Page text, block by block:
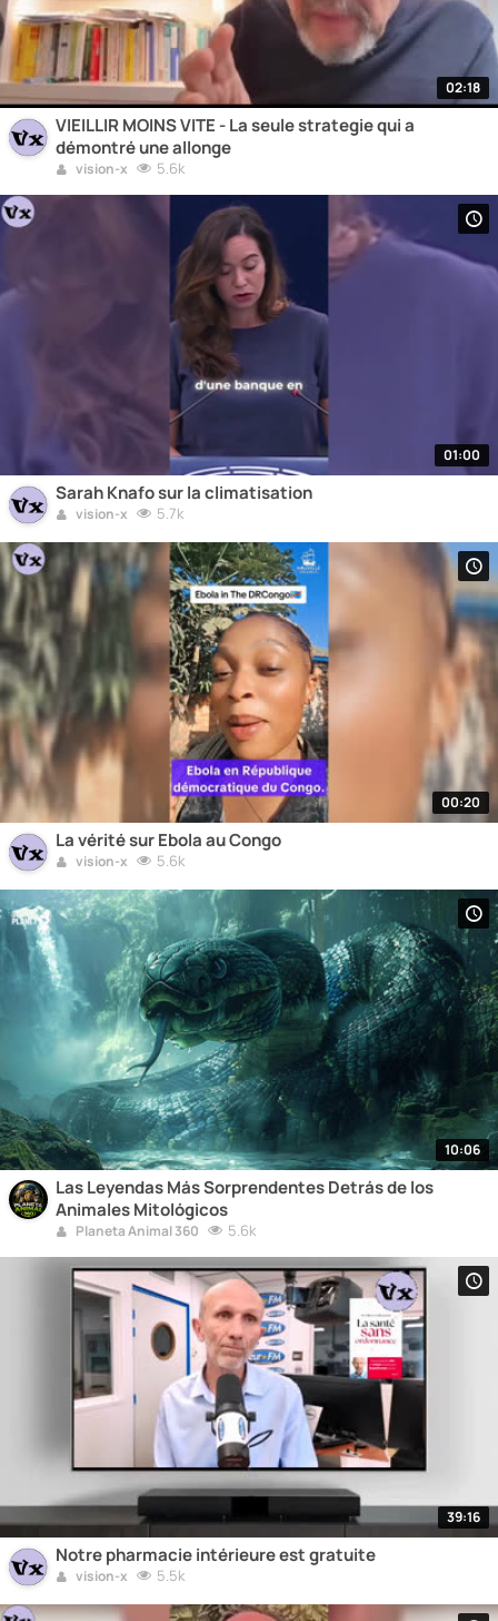
02:18
VIEILLIR MOINS VITE - La seule strategie qui a
démontré une allonge
vision-x 5.6k
01:00
Sarah Knafo sur la climatisation
vision-x 5.7k
00:20
La vérité sur Ebola au Congo
vision-x 5.6k
10:06
Las Leyendas Más Sorprendentes Detrás de los
Animales Mitológicos
Planeta Animal 360 5.6k
39:16
Notre pharmacie intérieure est gratuite
vision-x 5.5k